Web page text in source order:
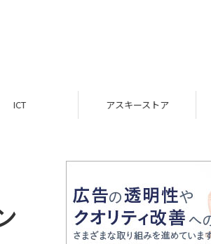
ICT アスキーストア